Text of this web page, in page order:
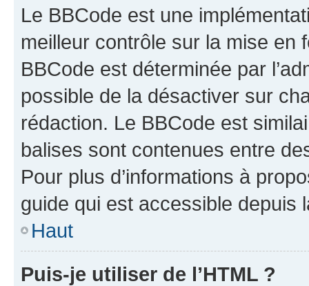
Le BBCode est une
meilleur contrôle sur la mise en
BBCode est déterminée par
possible de la désactiver sur
rédaction. Le BBCode est
balises sont contenues entre
Pour plus d’informations à
guide qui est accessible depuis
Haut
Puis-je utiliser de l’HTML ?